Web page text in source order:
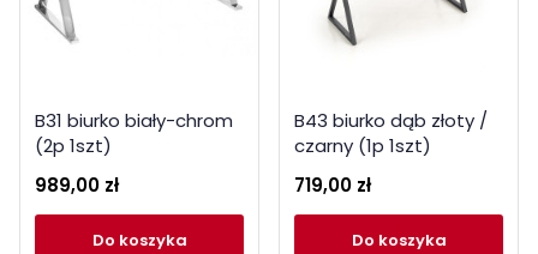
B31 biurko biały-chrom
(2p 1szt)
989,00 zł
do koszyka
B43 biurko dąb złoty /
czarny (1p 1szt)
719,00 zł
do koszyka